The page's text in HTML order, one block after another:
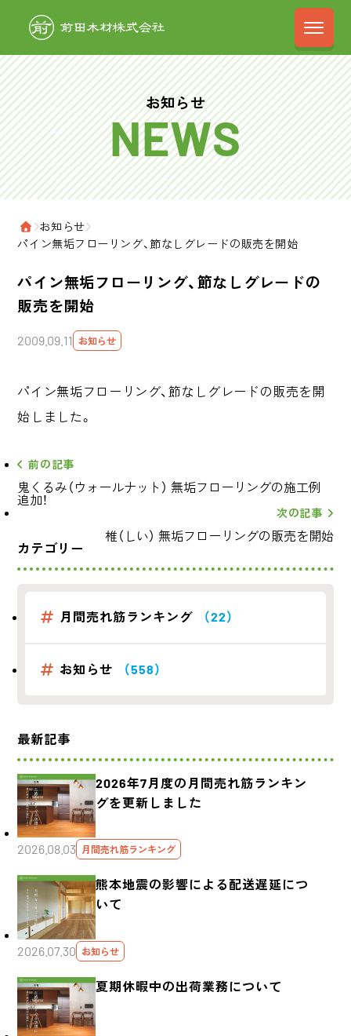
前田木材株式
お知らせ
ホーム
›お知らせ›
パイン無垢フローリング、節なしグレードの販売を開始
パイン無垢フローリング、節なしグレードの
販売を開始
2009.09.11 お知らせ
パイン無垢フローリング、節なしグレードの販売を開
始しました。
前の記事
鬼くるみ（ウォールナット） 無垢フローリングの施工例
追加！
次の記事
椎（しい） 無垢フローリングの販売を開始
カテゴリー
月間売れ筋ランキング （22）
お知らせ （558）
最新記事
2026年7月度の月間売れ筋ランキン
グを更新しました
2026.08.03 月間売れ筋ランキング
熊本地震の影響による配送遅延につ
いて
2026.07.30 お知らせ
夏期休暇中の出荷業務について